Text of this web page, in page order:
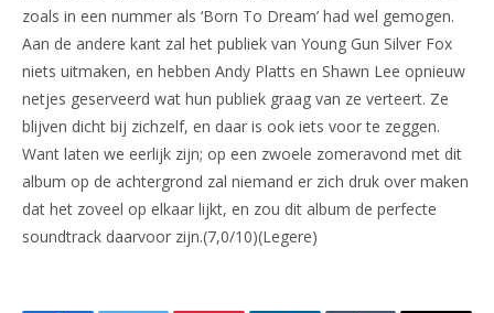
zoals in een nummer als ‘Born To Dream’ had wel gemogen.
Aan de andere kant zal het publiek van Young Gun Silver Fox
niets uitmaken, en hebben Andy Platts en Shawn Lee opnieuw
netjes geserveerd wat hun publiek graag van ze verteert. Ze
blijven dicht bij zichzelf, en daar is ook iets voor te zeggen.
Want laten we eerlijk zijn; op een zwoele zomeravond met dit
album op de achtergrond zal niemand er zich druk over maken
dat het zoveel op elkaar lijkt, en zou dit album de perfecte
soundtrack daarvoor zijn.(7,0/10)(Legere)